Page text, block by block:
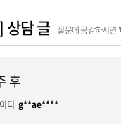
상담 글 질문에 공감하시면
후
디 g**ae****